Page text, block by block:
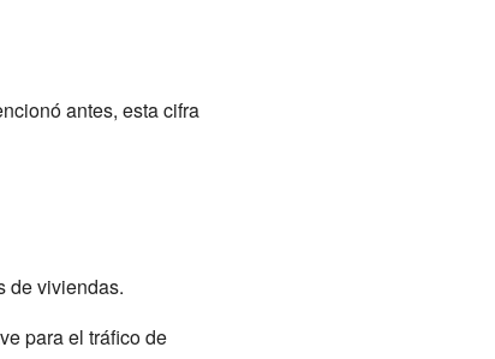
antes, esta cifra
de viviendas.
para el tráfico de